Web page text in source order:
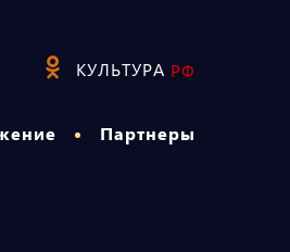
Партнеры
КУЛЬТУРА РФ